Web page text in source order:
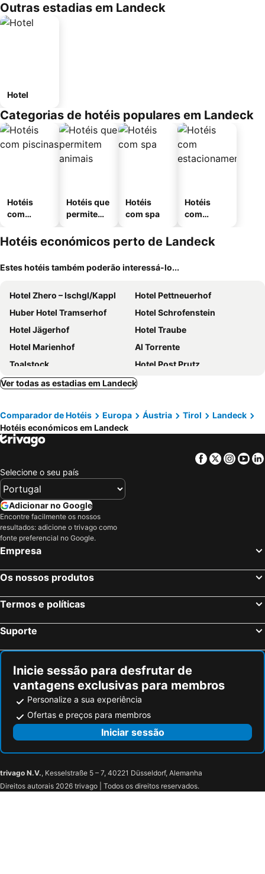
Outras estadias em Landeck
Hotel
Categorias de hotéis populares em Landeck
Hotéis
com
Hotéis que
permitem
Hotéis
com spa
Hotéis
com
mento
Hotéis económicos perto de Landeck
Estes hotéis também poderão interessá-lo...
Hotel Zhero – Ischgl/Kappl
Hotel Pettneuerhof
Huber Hotel Tramserhof
Hotel Schrofenstein
Hotel Jägerhof
Hotel Traube
Hotel Marienhof
Al Torrente
Toalstock
Hotel Post Prutz
Das Marent
Berghotel Basur
Hotel Alpina nature-wellness
Hotel Alpenfriede
Hotel Sunshine Superior "ADULTS ONLY" Ischgl - Kappl
Hotel Gridlon
Hotel Stern
Hotel Edelweiß - Fam. Kleinhans
Viktoria Appartement
Ver todas as estadias em Landeck
Comparador de Hotéis Europa Áustria Tirol
Landeck
Hotéis económicos em Landeck
Facebook
Twitter
Selecione o seu país
Adicionar no Google
Encontre facilmente os nossos
resultados: adicione o trivago como
fonte preferencial no Google.
Empresa
Os nossos produtos
Termos e políticas
Suporte
Inicie sessão para desfrutar de
vantagens exclusivas para membros
Personalize a sua experiência
Ofertas e preços para membros
Iniciar sessão
trivago N.V., Kesselstraße 5 – 7, 40221 Düsseldorf, Alemanha
Direitos autorais 2026 trivago | Todos os direitos reservados.